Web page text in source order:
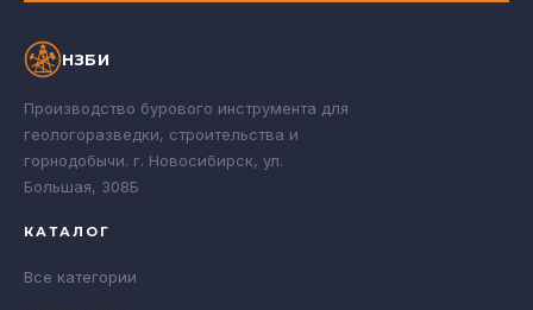
НЗБИ
Производство бурового инструмента для
геологоразведки, строительства и
горнодобычи. г. Новосибирск, ул.
Большая, 308Б
КАТАЛОГ
Все категории